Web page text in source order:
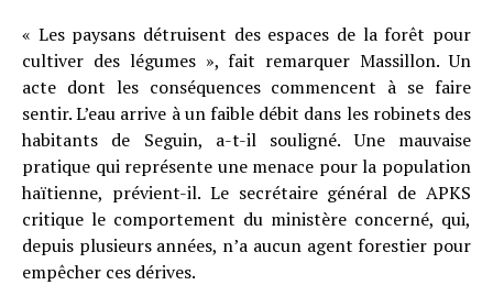
« Les paysans détruisent des espaces de la forêt pour
cultiver des légumes », fait remarquer Massillon. Un
acte dont les conséquences commencent à se faire
sentir. L’eau arrive à un faible débit dans les robinets des
habitants de Seguin, a-t-il souligné. Une mauvaise
pratique qui représente une menace pour la population
haïtienne, prévient-il. Le secrétaire général de APKS
critique le comportement du ministère concerné, qui,
depuis plusieurs années, n’a aucun agent forestier pour
empêcher ces dérives.